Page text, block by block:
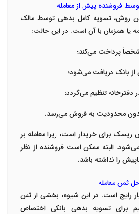
روش، تسویه کامل بدهی توسط مالک
یا همزمان با آن است. در این حالت:
شخصاً پرداخت می‌کند؛
بانک دریافت می‌شود؛
تنظیم می‌گردد؛
محدودیت به فروش می‌رسد.
برای خریدار است، زیرا معامله بر
البته ممکن است فروشنده از نظر
را نداشته باشد.
رایج است. در این شیوه، بخشی از ثمن
برای تسویه بدهی بانکی اختصاص